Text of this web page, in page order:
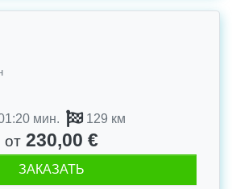
мин. 129 км
от 230,00 €
ЗАКАЗАТЬ